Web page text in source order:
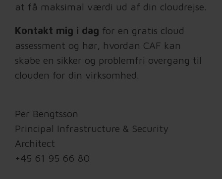
at få maksimal værdi ud af din cloudrejse.
Kontakt mig i dag for en gratis cloud
assessment og hør, hvordan CAF kan
skabe en sikker og problemfri overgang til
clouden for din virksomhed.
Per Bengtsson
Principal Infrastructure & Security
Architect
+45 61 95 66 80